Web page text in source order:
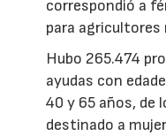
correspondió a
para agricultores
Hubo 265.474
ayudas con
40 y 65 años, de
destinado a